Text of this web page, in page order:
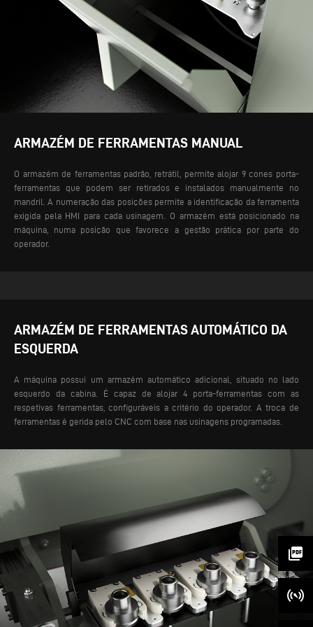
picture_as_pdf
ARMAZÉM DE FERRAMENTAS MANUAL
O armazém de ferramentas padrão, retrátil, permite alojar 9 cones porta-
ferramentas que podem ser retirados e instalados manualmente no
mandril. A numeração das posições permite a identificação da ferramenta
exigida pela HMI para cada usinagem. O armazém está posicionado na
máquina, numa posição que favorece a gestão prática por parte do
operador.
ARMAZÉM DE FERRAMENTAS AUTOMÁTICO DA
ESQUERDA
A máquina possui um armazém automático adicional, situado no lado
esquerdo da cabina. É capaz de alojar 4 porta-ferramentas com as
respetivas ferramentas, configuráveis a critério do operador. A troca de
ferramentas é gerida pelo CNC com base nas usinagens programadas.